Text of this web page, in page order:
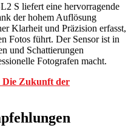
S liefert eine hervorragende
der hohem Auflösung
Klarheit und Präzision erfasst,
Fotos führt. Der Sensor ist in
und Schattierungen
Fotografen macht.
Zukunft der